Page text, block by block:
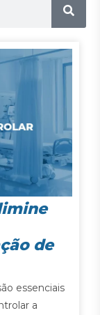
de
essenciais
a